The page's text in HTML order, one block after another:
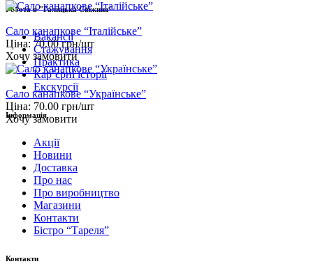
Сало канапкове “Італійське”
Ціна: 70.00 грн/шт
Хочу замовити
Сало канапкове “Українське”
Ціна: 70.00 грн/шт
Хочу замовити
Робота в "Галицька Свіжина"
Вакансії
Стажування
Практика
Карʼєрні історії
Екскурсії
Інформація
Акції
Новини
Доставка
Про нас
Про виробництво
Магазини
Контакти
Бістро “Тареля”
Контакти